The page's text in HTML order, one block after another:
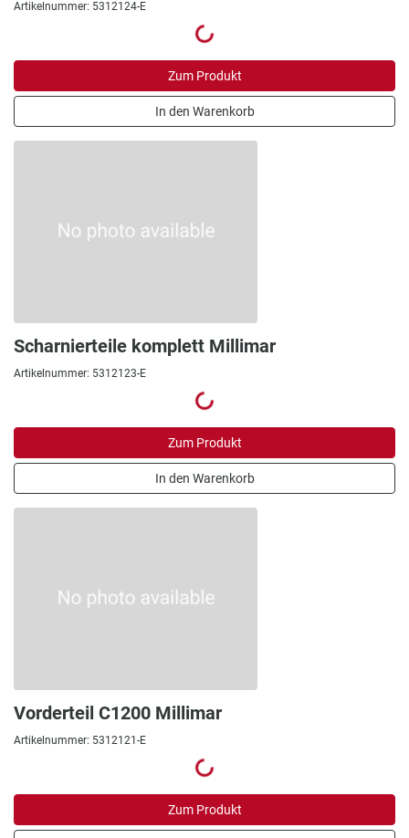
Artikelnummer: 5312124-E
Zum Produkt
In den Warenkorb
Scharnierteile komplett Millimar
Artikelnummer: 5312123-E
Zum Produkt
In den Warenkorb
Vorderteil C1200 Millimar
Artikelnummer: 5312121-E
Zum Produkt